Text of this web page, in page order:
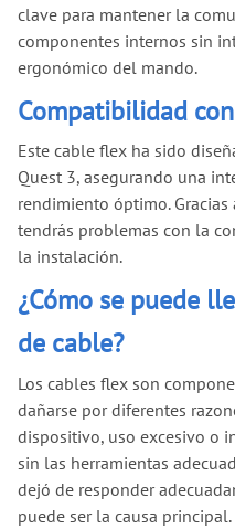
clave para mantener la
componentes internos sin
ergonómico del mando.
Compatibilidad
Este cable flex ha sido
Quest 3, asegurando una
rendimiento óptimo.
tendrás problemas con la
la instalación.
¿Cómo se puede
de cable?
Los cables flex son
dañarse por diferentes
dispositivo, uso excesivo o
sin las herramientas
dejó de responder
puede ser la causa principal.